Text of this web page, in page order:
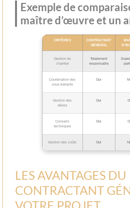
Exemple de
maître d’œuvre et un
CRITÈRES
CONTRACTANT
GÉNÉRAL
Gestion du
chantier
Totalement
responsable
Coordination des
sous-traitants
Oui
Gestion des
délais
Oui
Conseils
techniques
Oui
Gestion des coûts Oui
LES AVANTAGES DU
CONTRACTANT